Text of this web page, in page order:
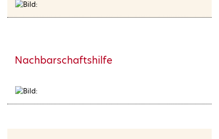
Nachbarschaftshilfe